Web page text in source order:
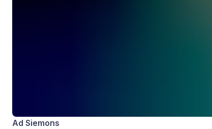
Ad Siemons